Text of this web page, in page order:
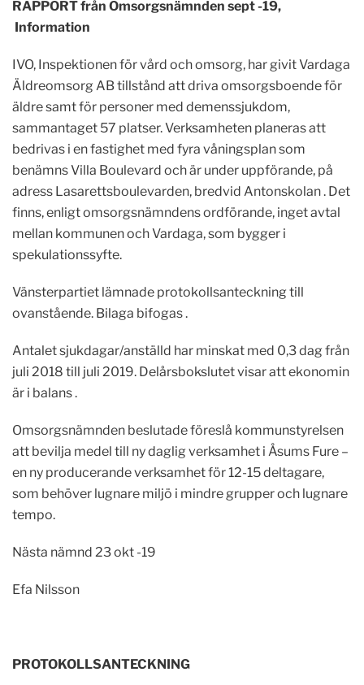
RAPPORT ​från Omsorgsnämnden sept -19,
Information
IVO, Inspektionen för vård och omsorg, har givit Vardaga
Äldreomsorg AB tillstånd att driva omsorgsboende för
äldre samt för personer med demenssjukdom,
sammantaget 57 platser. Verksamheten planeras att
bedrivas i en fastighet med fyra våningsplan som
benämns Villa Boulevard och är under uppförande, på
adress Lasarettsboulevarden, bredvid Antonskolan . Det
finns, enligt omsorgsnämndens ordförande, inget avtal
mellan kommunen och Vardaga, som bygger i
spekulationssyfte.
Vänsterpartiet lämnade protokollsanteckning till
ovanstående. Bilaga bifogas .
Antalet sjukdagar/anställd har minskat med 0,3 dag från
juli 2018 till juli 2019. Delårsbokslutet visar att ekonomin
är i balans .
Omsorgsnämnden beslutade föreslå kommunstyrelsen
att bevilja medel till ny daglig verksamhet i Åsums Fure –
en ny producerande verksamhet för 12-15 deltagare,
som behöver lugnare miljö i mindre grupper och lugnare
tempo.
Nästa nämnd 23 okt -19
Efa Nilsson
PROTOKOLLSANTECKNING